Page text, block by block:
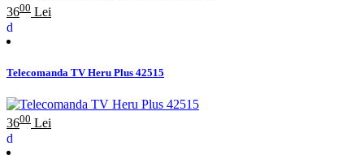
3600 Lei
Telecomanda TV Heru Plus 42515
3600 Lei